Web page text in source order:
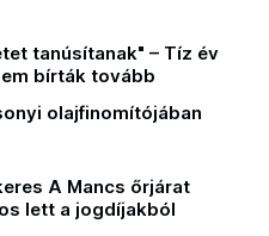
tanúsítanak" – Tíz év
bírták tovább
olajfinomítójában
A Mancs őrjárat
lett a jogdíjakból